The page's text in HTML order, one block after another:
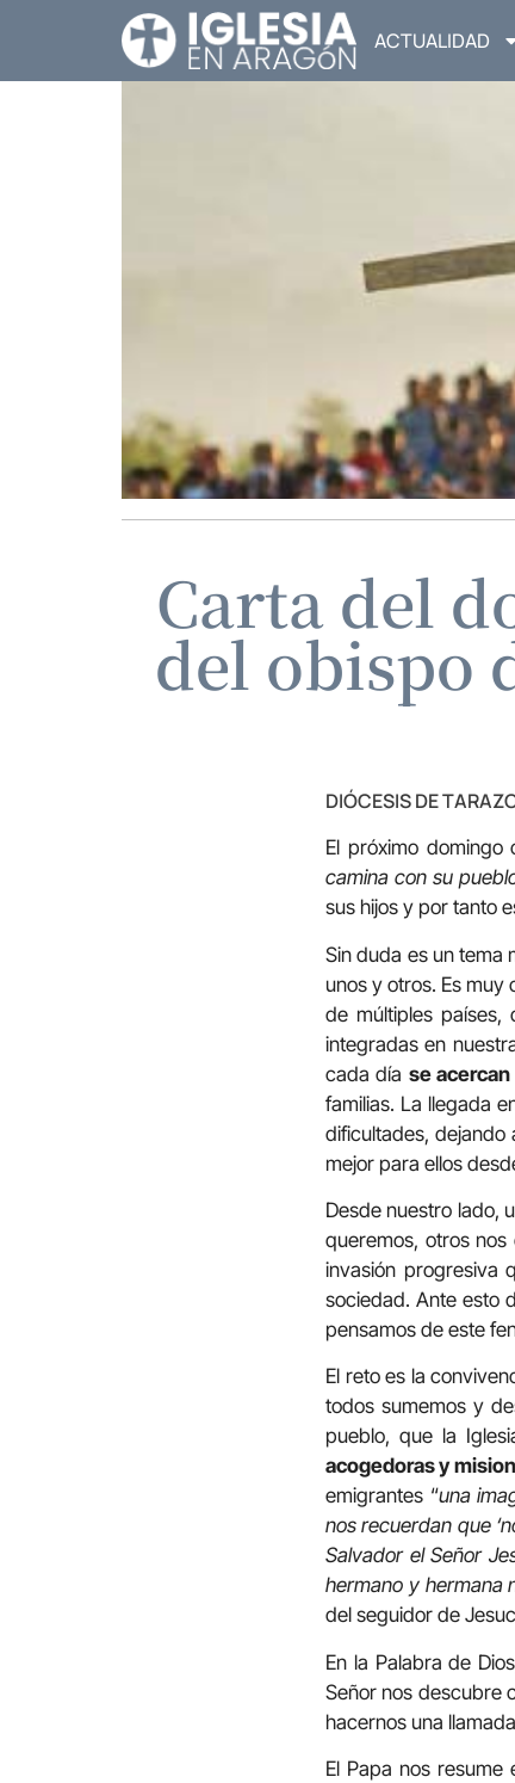
ACTUALIDAD
Carta del
del obispo
DIÓCESIS DE
El próximo domingo
camina con su
sus hijos y por tanto
Sin duda es un tema
unos y otros. Es
de múltiples países,
integradas en
cada día se
familias. La llegada
dificultades, dejando
mejor para ellos
Desde nuestro lado,
queremos, otros
invasión progresiva
sociedad. Ante esto
pensamos de este
El reto es la
todos sumemos y
pueblo, que la
acogedoras y
emigrantes “una
nos recuerdan que
Salvador el Señor
hermano y hermana
del seguidor de
En la Palabra de
Señor nos descubre
hacernos una
El Papa nos